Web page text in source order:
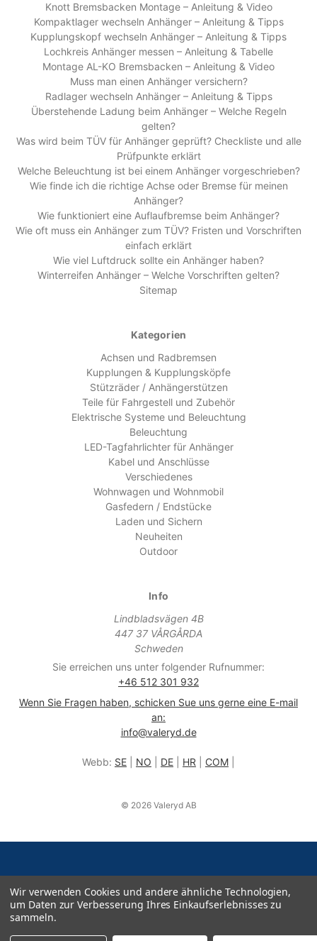
Knott Bremsbacken Montage – Anleitung & Video
Kompaktlager wechseln Anhänger – Anleitung & Tipps
Kupplungskopf wechseln Anhänger – Anleitung & Tipps
Lochkreis Anhänger messen – Anleitung & Tabelle
Montage AL-KO Bremsbacken – Anleitung & Video
Muss man einen Anhänger versichern?
Radlager wechseln Anhänger – Anleitung & Tipps
Überstehende Ladung beim Anhänger – Welche Regeln
gelten?
Was wird beim TÜV für Anhänger geprüft? Checkliste und alle
Prüfpunkte erklärt
Welche Beleuchtung ist bei einem Anhänger vorgeschrieben?
Wie finde ich die richtige Achse oder Bremse für meinen
Anhänger?
Wie funktioniert eine Auflaufbremse beim Anhänger?
Wie oft muss ein Anhänger zum TÜV? Fristen und Vorschriften
einfach erklärt
Wie viel Luftdruck sollte ein Anhänger haben?
Winterreifen Anhänger – Welche Vorschriften gelten?
Sitemap
Kategorien
Achsen und Radbremsen
Kupplungen & Kupplungsköpfe
Stützräder / Anhängerstützen
Teile für Fahrgestell und Zubehör
Elektrische Systeme und Beleuchtung
Beleuchtung
LED-Tagfahrlichter für Anhänger
Kabel und Anschlüsse
Verschiedenes
Wohnwagen und Wohnmobil
Gasfedern / Endstücke
Laden und Sichern
Neuheiten
Outdoor
Info
Lindbladsvägen 4B
447 37 VÅRGÅRDA
Schweden
Sie erreichen uns unter folgender Rufnummer:
+46 512 301 932
Wenn Sie Fragen haben, schicken Sue uns gerne eine E-mail
an:
info@valeryd.de
Webb: SE NO DE HR COM
© 2026 Valeryd AB
Wir verwenden Cookies und andere ähnliche Technologien,
um Daten zur Verbesserung Ihres Einkaufserlebnisses zu
sammeln.